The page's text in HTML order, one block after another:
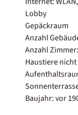
Lobby
Gepäckraum
Anzahl
Anzahl
Haustiere
Baujahr: vor